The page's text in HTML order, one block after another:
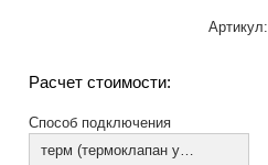
Артикул:
Расчет стоимости:
Способ подключения
терм (термоклапан установлен)